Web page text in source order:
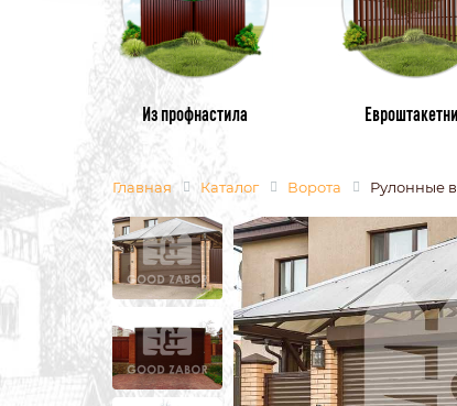
ЗАБОРЫ
МЕТАЛЛИЧЕСКИЕ ЗАБОРЫ
ИЗ ЕВРОШТАКЕТНИКА
СЕТКА РАБИЦА
СЕКЦИОННЫЕ ЗАБОРЫ
ИЗ 3Д СЕТКИ
ИЗ СВАРНОЙ СЕТКИ
ИЗ ПРОФИЛЬНОЙ ТРУБЫ
СВАРНЫЕ ЗАБОРЫ
ИЗ
ИЗ
ЗАБОРЫ
ПОД
ДЛЯ
ПОД
Из профнастила
Главная Каталог Ворота Рулонные